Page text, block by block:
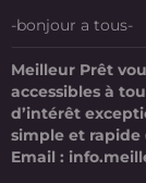
-bonjour a tous-
Meilleur Prêt
accessibles à
d’intérêt
simple et rapide
Email :